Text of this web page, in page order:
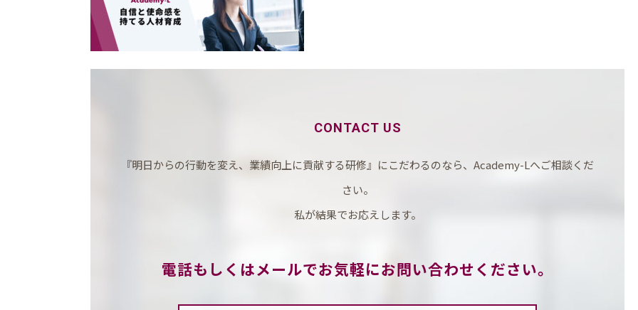
CONTACT US
『明日からの行動を変え、業績向上に貢献する研修』にこだわるのなら、Academy-Lへご相談くだ
さい。
私が結果でお応えします。
電話もしくはメールでお気軽にお問い合わせください。